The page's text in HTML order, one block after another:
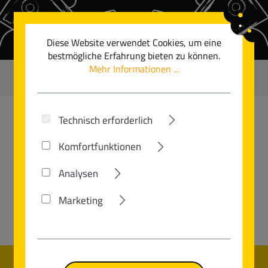
Zum Hauptinhalt springen
Diese Website verwendet Cookies, um eine
bestmögliche Erfahrung bieten zu können.
Mehr Informationen ...
Technisch erforderlich
Komfortfunktionen
Analysen
Marketing